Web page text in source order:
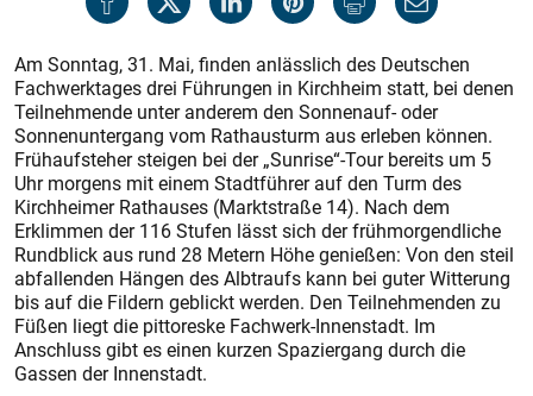
Am Sonntag, 31. Mai, finden anlässlich des Deutschen
Fachwerktages drei Führungen in Kirchheim statt, bei denen
Teilnehmende unter anderem den Sonnenauf- oder
Sonnenuntergang vom Rathausturm aus erleben können.
Frühaufsteher steigen bei der „Sunrise“-Tour bereits um 5
Uhr morgens mit einem Stadtführer auf den Turm des
Kirchheimer Rathauses (Marktstraße 14). Nach dem
Erklimmen der 116 Stufen lässt sich der frühmorgendliche
Rundblick aus rund 28 Metern Höhe genießen: Von den steil
abfallenden Hängen des Albtraufs kann bei guter Witterung
bis auf die Fildern geblickt werden. Den Teilnehmenden zu
Füßen liegt die pittoreske Fachwerk-Innenstadt. Im
Anschluss gibt es einen kurzen Spaziergang durch die
Gassen der Innenstadt.